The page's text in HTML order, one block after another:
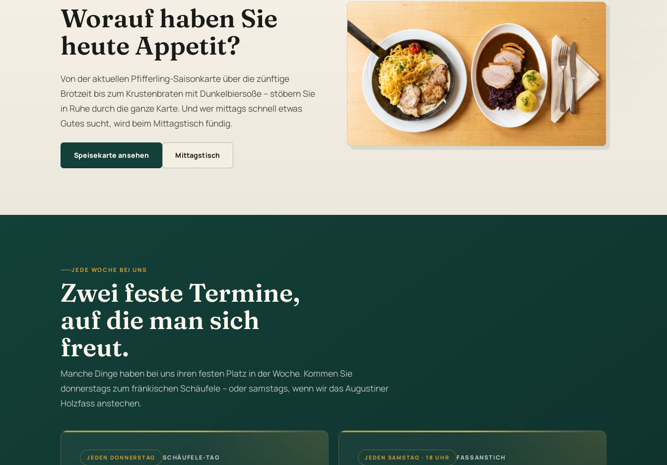
Worauf haben Sie
heute Appetit?
Von der aktuellen Pfifferling-Saisonkarte über die zünftige
Brotzeit bis zum Krustenbraten mit Dunkelbiersoße – stöbern Sie
in Ruhe durch die ganze Karte. Und wer mittags schnell etwas
Gutes sucht, wird beim Mittagstisch fündig.
Speisekarte ansehen Mittagstisch
JEDE WOCHE BEI UNS
Zwei feste Termine,
auf die man sich
freut.
Manche Dinge haben bei uns ihren festen Platz in der Woche. Kommen Sie
donnerstags zum fränkischen Schäufele – oder samstags, wenn wir das Augustiner
Holzfass anstechen.
JEDEN DONNERSTAG SCHÄUFELE-TAG JEDEN SAMSTAG · 18 UHR FASSANSTICH